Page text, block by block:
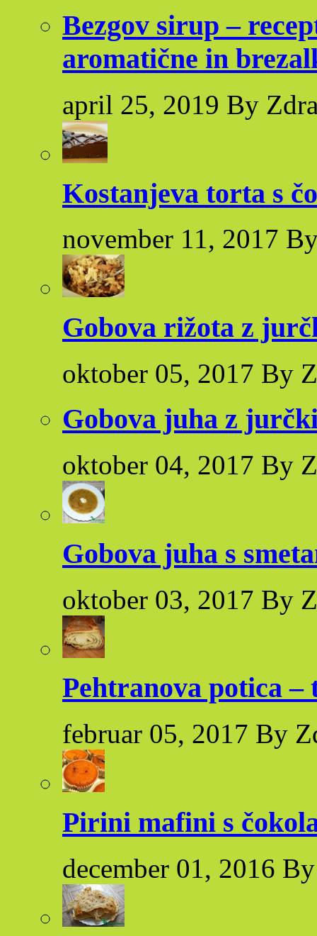
Bezgov sirup –
aromatične in
april 25, 2019 By
Kostanjeva torta s
november 11, 2017
Gobova rižota z
oktober 05, 2017 By
Gobova juha z
oktober 04, 2017 By
Gobova juha s
oktober 03, 2017 By
Pehtranova potica –
februar 05, 2017 By
Pirini mafini s
december 01, 2016